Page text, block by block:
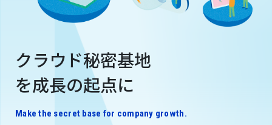
クラウド秘密基地
を成長の起点に
Make the secret base for company growth.